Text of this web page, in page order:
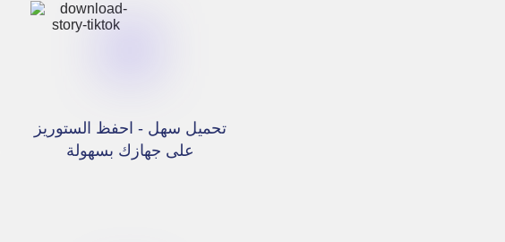
تحميل سهل - احفظ الستوريز
على جهازك بسهولة